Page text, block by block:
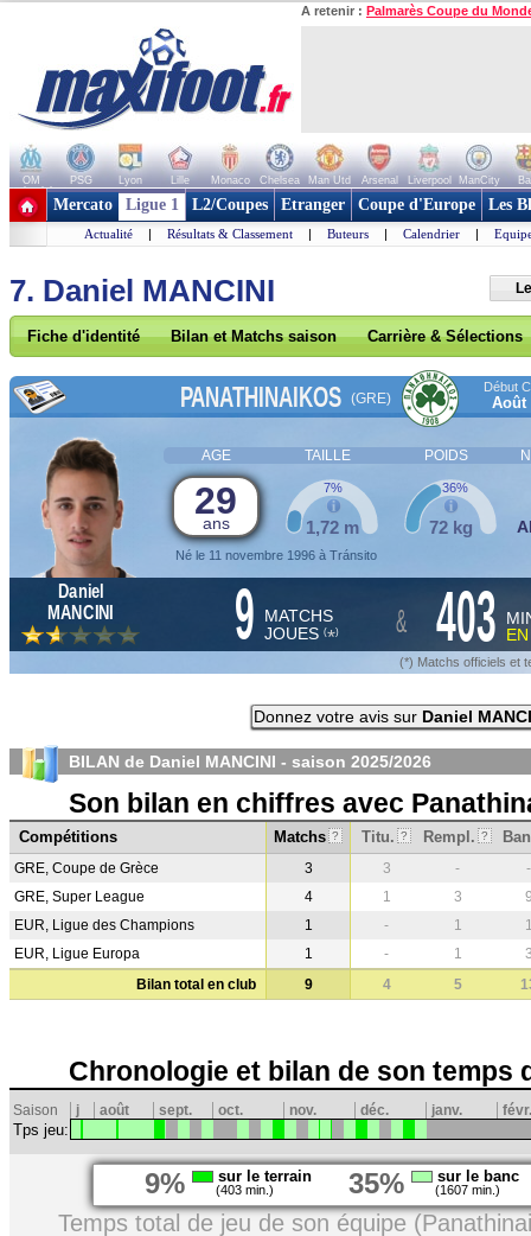
A retenir : Palmarès Coupe du
OM PSG Lyon Lille Monaco Chelsea Man Utd Arsenal Liverpool ManCity
+ de clubs
Mercato Ligue 1 L2/Coupes Etranger Coupe d'Europe Les
Actualité | Résultats & Classement | Buteurs | Calendrier |
7. Daniel MANCINI
Fiche d'identité Bilan et Matchs saison Carrière & Sélections
PANATHINAIKOS (GRE)
Début
Août
AGE TAILLE POIDS
29
ans
Né le 11 novembre 1996 à Tránsito
1,72 m
7%
72 kg
36%
Daniel
MANCINI
9 MATCHS
JOUES (*) & 403
(*) Matchs officiels et
Donnez votre avis sur Daniel
BILAN de Daniel MANCINI - saison 2025/2026
Son bilan en chiffres avec
Compétitions Matchs ? Titu. ? Rempl. ?
GRE, Coupe de Grèce 3 3 -
-
GRE, Super League
4 1 3
EUR, Ligue des Champions
1 - 1
EUR, Ligue Europa
1 - 1
Bilan total en club
9 4 5
Chronologie et bilan de son temps
Saison j août sept. oct. nov. déc. janv. févr.
Tps jeu:
9% sur le terrain
(403 min.) 35% sur le banc
(1607 min.)
Temps total de jeu de son équipe